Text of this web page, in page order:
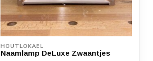
HOUTLOKAEL
Naamlamp DeLuxe Zwaantjes